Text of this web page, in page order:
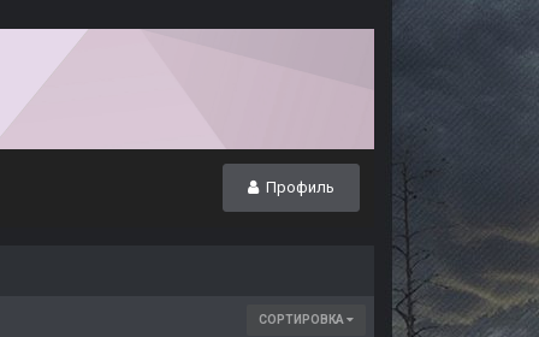
Профиль
СОРТИРОВКА